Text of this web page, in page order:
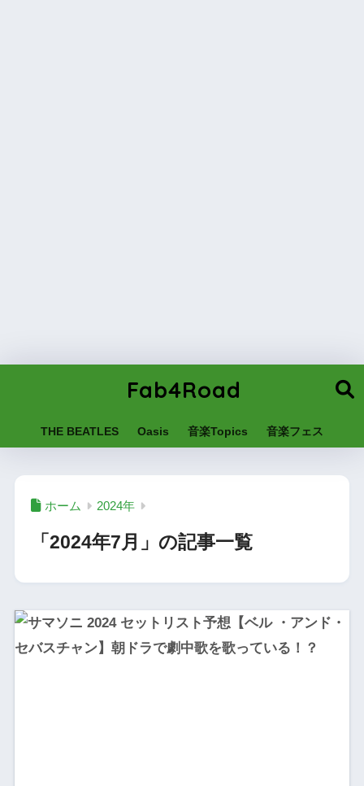
Fab4Road
THE BEATLES Oasis 音楽Topics 音楽フェス
ホーム 2024年
「2024年7月」の記事一覧